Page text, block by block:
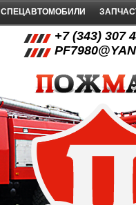
СПЕЦАВТОМОБИЛИ
+7 (343) 307